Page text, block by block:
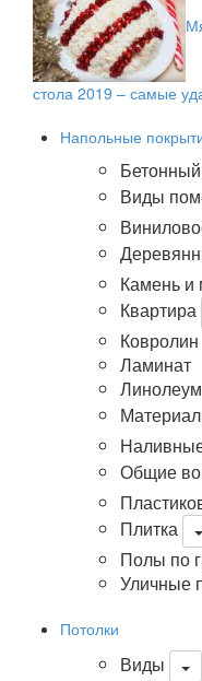
стола 2019 – самые
Напольные
Виды
Камень
Квартира
Ковролин
Ламинат
Линолеум
Общие
Плитка
Полы по
Уличные
Потолки
Виды